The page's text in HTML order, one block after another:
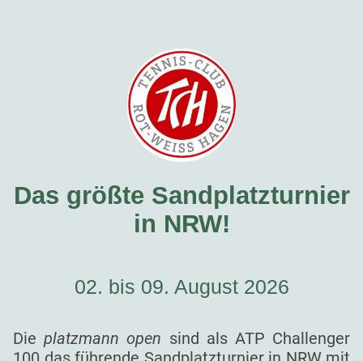
Das größte Sandplatzturnier
in NRW!
02. bis 09. August 2026
Dieplatzmann open sind als ATP Challenger